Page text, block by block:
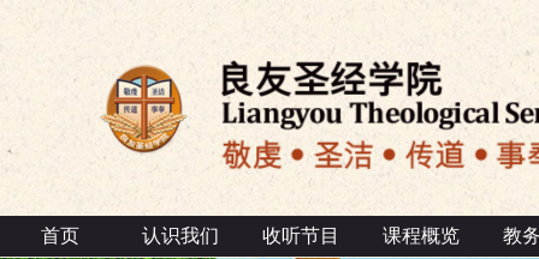
首页 认识我们 收听节目 课程概览 教